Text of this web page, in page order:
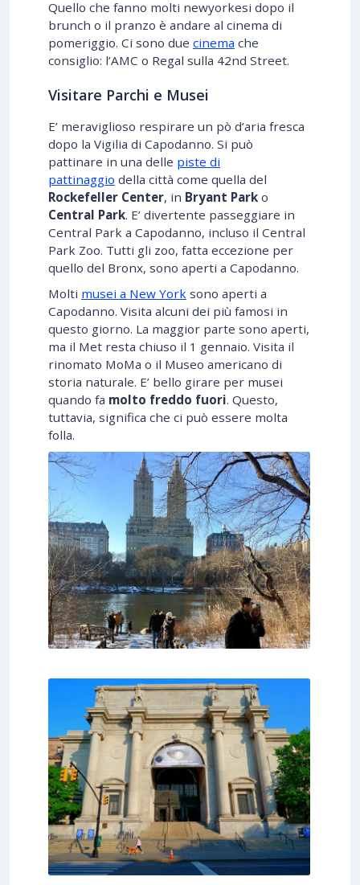
Quello che fanno molti newyorkesi dopo il
brunch o il pranzo è andare al cinema di
pomeriggio. Ci sono due cinema che
consiglio: l’AMC o Regal sulla 42nd Street.
Visitare Parchi e Musei
E’ meraviglioso respirare un pò d’aria fresca
dopo la Vigilia di Capodanno. Si può
pattinare in una delle piste di
pattinaggio della città come quella del
Rockefeller Center, in Bryant Park o
Central Park. E’ divertente passeggiare in
Central Park a Capodanno, incluso il Central
Park Zoo. Tutti gli zoo, fatta eccezione per
quello del Bronx, sono aperti a Capodanno.
Molti musei a New York sono aperti a
Capodanno. Visita alcuni dei più famosi in
questo giorno. La maggior parte sono aperti,
ma il Met resta chiuso il 1 gennaio. Visita il
rinomato MoMa o il Museo americano di
storia naturale. E’ bello girare per musei
quando fa molto freddo fuori. Questo,
tuttavia, significa che ci può essere molta
folla.